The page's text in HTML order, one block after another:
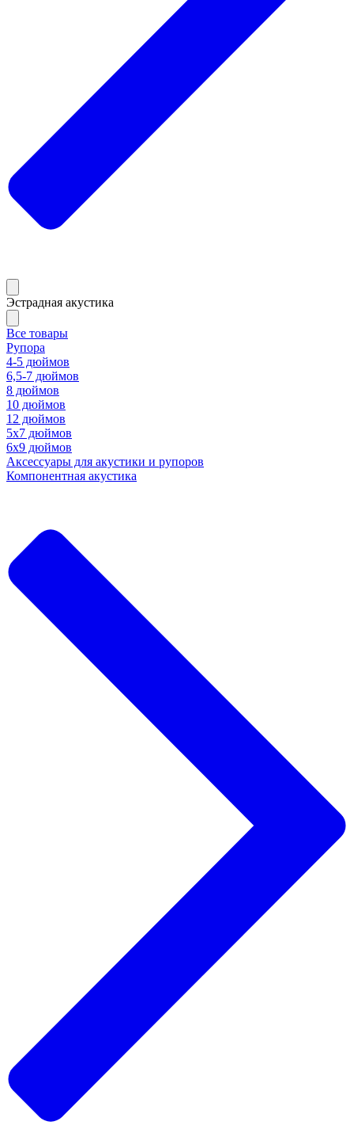
Эстрадная акустика
Все товары
Рупора
4-5 дюймов
6,5-7 дюймов
8 дюймов
10 дюймов
12 дюймов
5x7 дюймов
6х9 дюймов
Аксессуары для акустики и рупоров
Компонентная акустика